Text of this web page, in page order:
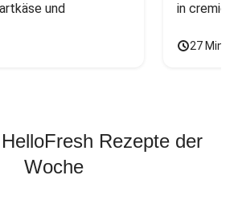
und
in
27
Rezepte der
Woche